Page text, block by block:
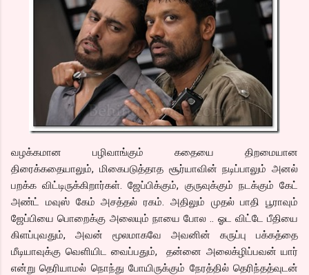
வழக்கமான பழிவாங்கும் கதையை திறமையான
திரைக்கதையாலும், மிகைபடுத்தாத சூர்யாவின் நடிப்பாலும் அனல்
பறக்க விட்டிருக்கிறார்கள். ஜேப்பிக்கும், குருவுக்கும் நடக்கும் கேட்
அண்ட் மவுஸ் கேம் அசத்தல் ரகம். அதிலும் முதல் பாதி பூராவும்
ஜேப்பியை பொறைக்கு அலையும் நாயை போல .. ஓட விட்டே பீதியை
கிளப்புவதும், அவன் மூலமாகவே அவனின் கருப்பு பக்கத்தை
மீடியாவுக்கு வெளியிட வைப்பதும், தன்னை அலைக்ழிப்பவன் யார்
என்று தெரியாமல் நொந்து போயிருக்கும் நேரத்தில் தெரிந்தத்வுடன்